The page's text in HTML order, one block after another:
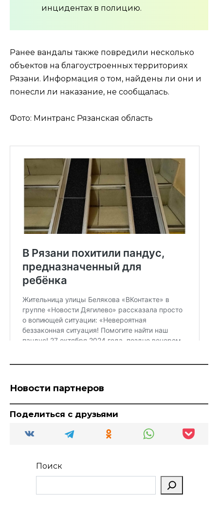
инцидентах в полицию.
Ранее вандалы также повредили несколько
объектов на благоустроенных территориях
Рязани. Информация о том, найдены ли они и
понесли ли наказание, не сообщалась.
Фото: Минтранс Рязанская область
Новости партнеров
Поделиться с друзьями
Поиск